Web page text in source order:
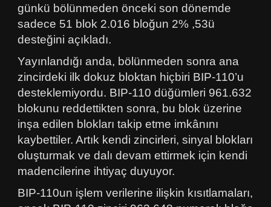
günkü bölünmeden önceki son dönemde
sadece 51 blok 2.016 bloğun 2% ,53ü
desteğini açıkladı.
Yayınlandığı anda, bölünmeden sonra ana
zincirdeki ilk dokuz bloktan hiçbiri BIP-110’u
desteklemiyordu. BIP-110 düğümleri 961.632
blokunu reddettikten sonra, bu blok üzerine
inşa edilen blokları takip etme imkânını
kaybettiler. Artık kendi zincirleri, sinyal blokları
oluşturmak ve dalı devam ettirmek için kendi
madencilerine ihtiyaç duyuyor.
BIP-110un işlem verilerine ilişkin kısıtlamaları,